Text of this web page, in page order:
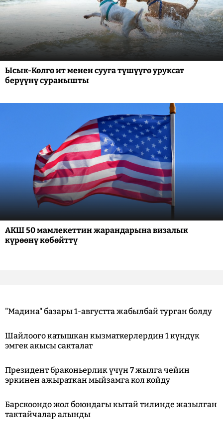
Ысык-Көлгө ит менен сууга түшүүгө уруксат
берүүнү суранышты
АКШ 50 мамлекеттин жарандарына визалык
күрөөнү көбөйттү
"Мадина" базары 1-августта жабылбай турган болду
Шайлоого катышкан кызматкерлердин 1 күндүк
эмгек акысы сакталат
Президент браконьерлик үчүн 7 жылга чейин
эркинен ажыраткан мыйзамга кол койду
Барскоондо жол боюндагы кытай тилинде жазылган
тактайчалар алынды